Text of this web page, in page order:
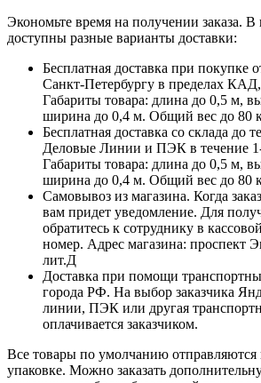
Экономьте время на получении заказа. В
доступны разные варианты доставки:
Бесплатная доставка при покупке
Санкт-Петербургу в пределах
Габариты товара: длина до 0,5 м,
ширина до 0,4 м. Общий вес до 80
Бесплатная доставка со склада до
Деловые Линии и ПЭК в течение
Габариты товара: длина до 0,5 м,
ширина до 0,4 м. Общий вес до 80
Самовывоз из магазина. Когда
вам придет уведомление. Для
обратитесь к сотруднику в
номер. Адрес магазина: проспект
лит.Д
Доставка при помощи
города РФ. На выбор заказчика
линии, ПЭК или другая
оплачивается заказчиком.
Все товары по умолчанию отправляются
упаковке. Можно заказать